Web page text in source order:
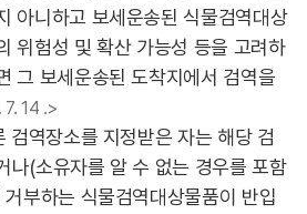
아니하고 보세운송된 식물검역대상
위험성 및 확산 가능성 등을 고려하
그 보세운송된 도착지에서 검역을
7. 14 .>
역장소를 지정받은 자는 해당 검
나(소유자를 알 수 없는 경우를 포함
부하는 식물검역대상물품이 반입